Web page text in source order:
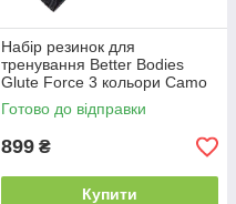
Набір резинок для
тренування Better Bodies
Glute Force 3 кольори Camo
Combo
Готово до відправки
899 ₴
Купити